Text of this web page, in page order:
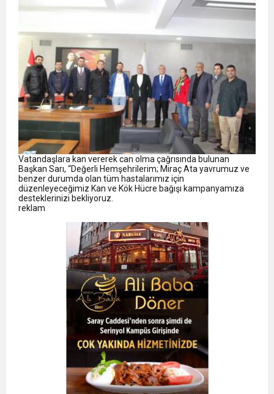
Vatandaşlara kan vererek can olma çağrısında bulunan
Başkan Sarı, “Değerli Hemşehrilerim; Miraç Ata yavrumuz ve
benzer durumda olan tüm hastalarımız için
düzenleyeceğimiz Kan ve Kök Hücre bağışı kampanyamıza
desteklerinizi bekliyoruz.
reklam